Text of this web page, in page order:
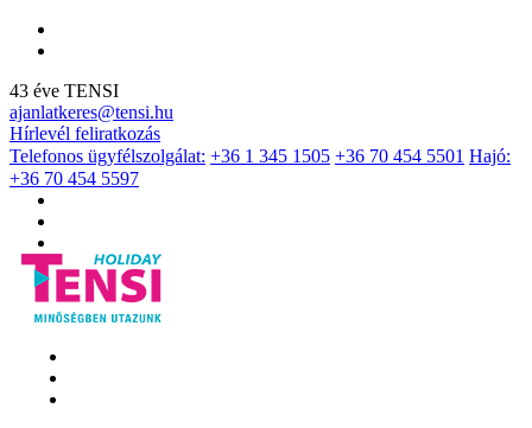
43 éve TENSI
ajanlatkeres@tensi.hu
Hírlevél feliratkozás
Telefonos ügyfélszolgálat: +36 1 345 1505 +36 70 454 5501 Hajó:
+36 70 454 5597